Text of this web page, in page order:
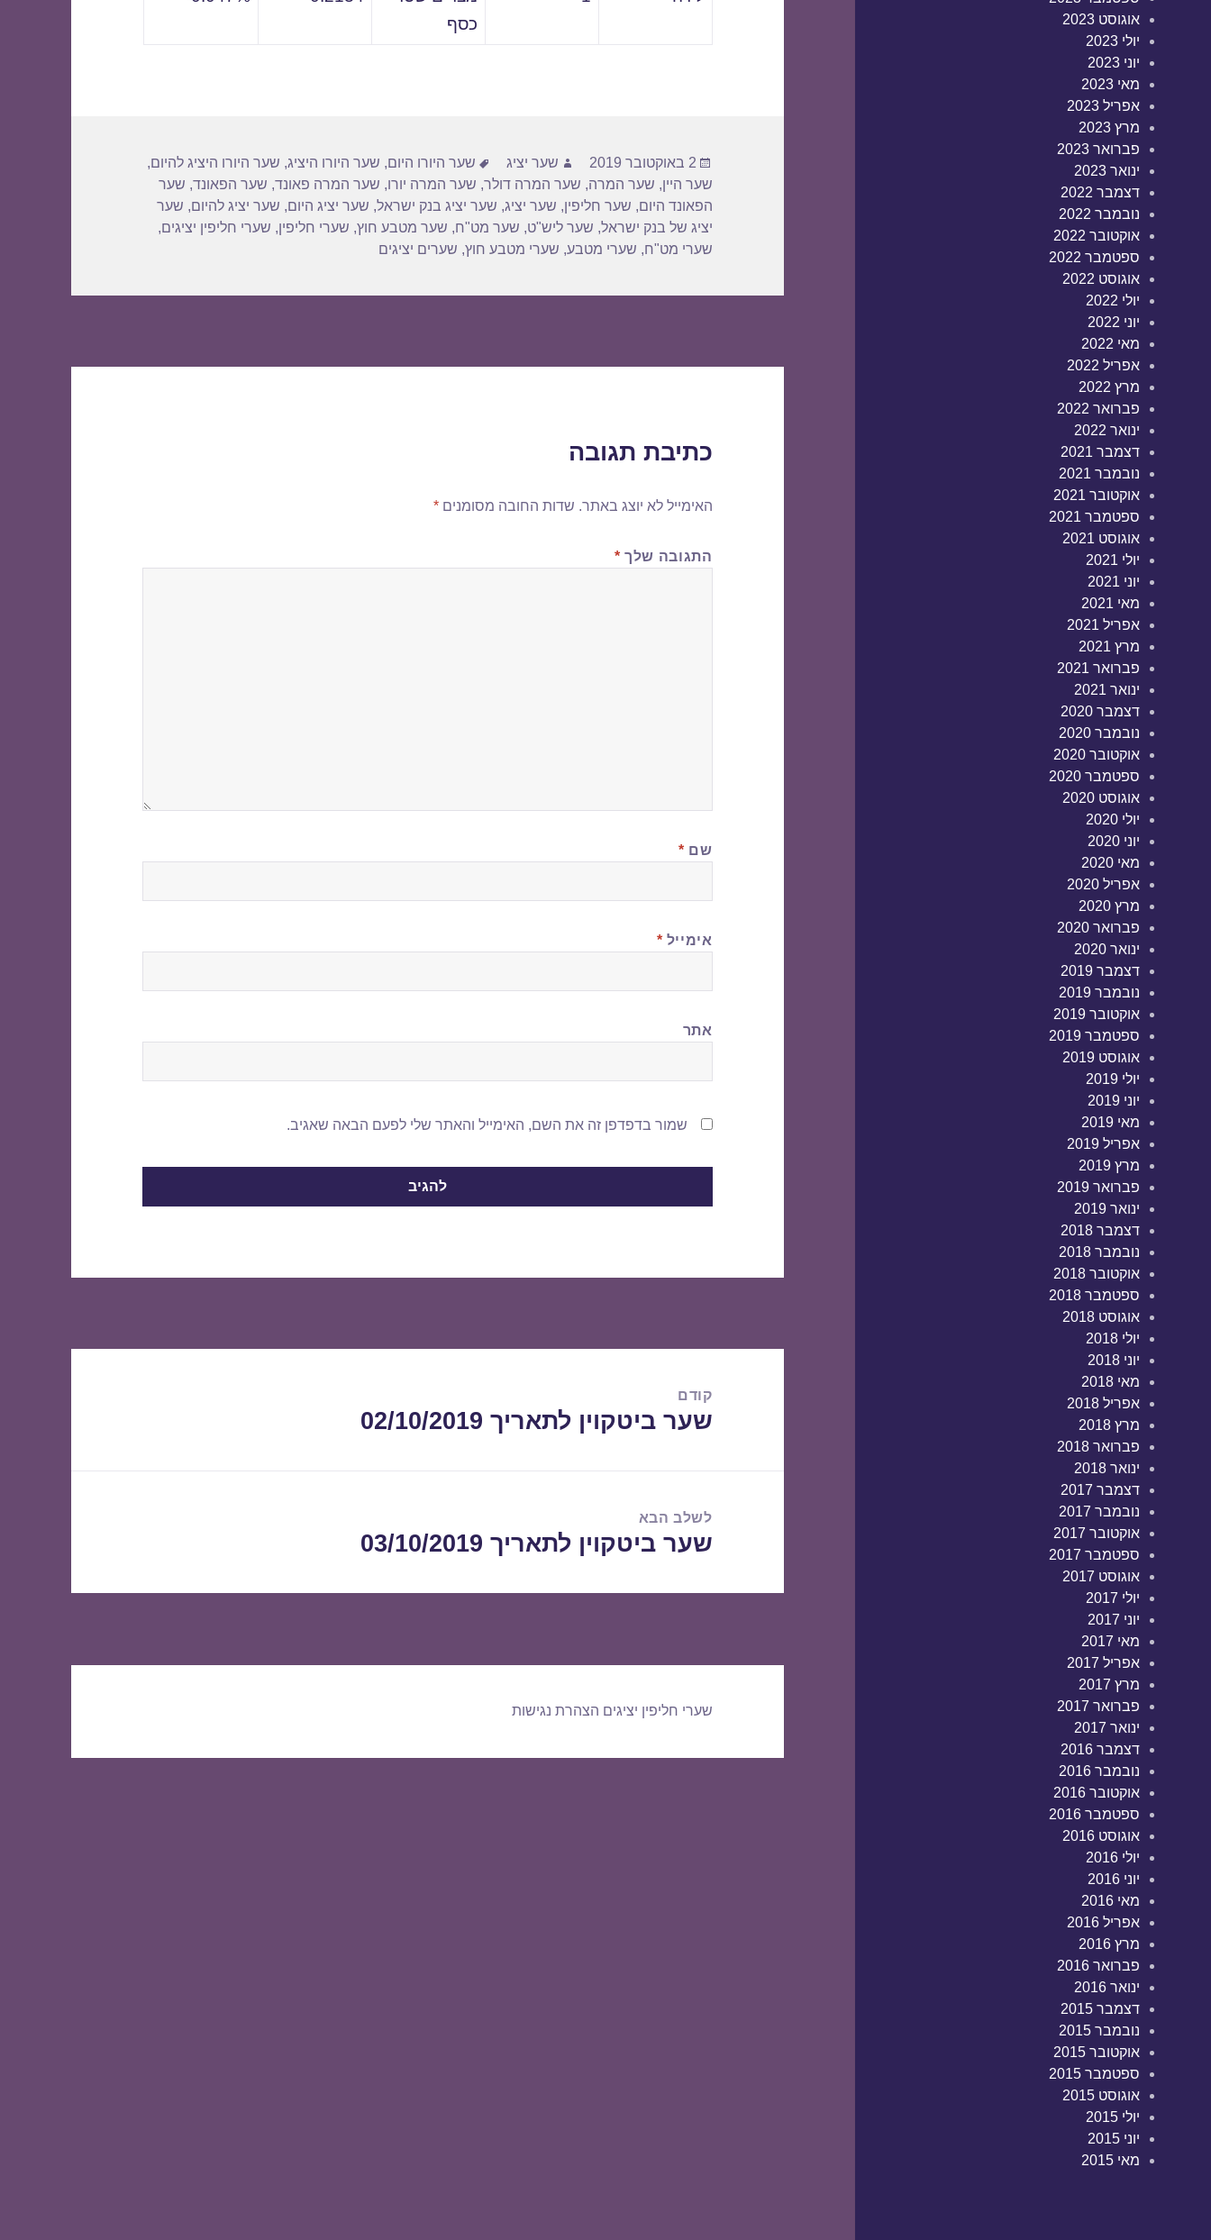
אוגוסט 2023
יולי 2023
יוני 2023
מאי 2023
אפריל 2023
מרץ 2023
פברואר 2023
ינואר 2023
דצמבר 2022
נובמבר 2022
אוקטובר 2022
ספטמבר 2022
אוגוסט 2022
יולי 2022
יוני 2022
מאי 2022
אפריל 2022
מרץ 2022
פברואר 2022
ינואר 2022
דצמבר 2021
נובמבר 2021
אוקטובר 2021
ספטמבר 2021
אוגוסט 2021
יולי 2021
יוני 2021
מאי 2021
אפריל 2021
מרץ 2021
פברואר 2021
ינואר 2021
דצמבר 2020
נובמבר 2020
אוקטובר 2020
ספטמבר 2020
אוגוסט 2020
יולי 2020
יוני 2020
מאי 2020
אפריל 2020
מרץ 2020
פברואר 2020
ינואר 2020
דצמבר 2019
נובמבר 2019
אוקטובר 2019
ספטמבר 2019
אוגוסט 2019
יולי 2019
יוני 2019
מאי 2019
אפריל 2019
מרץ 2019
פברואר 2019
ינואר 2019
דצמבר 2018
נובמבר 2018
אוקטובר 2018
ספטמבר 2018
אוגוסט 2018
יולי 2018
יוני 2018
מאי 2018
אפריל 2018
מרץ 2018
פברואר 2018
ינואר 2018
דצמבר 2017
נובמבר 2017
אוקטובר 2017
ספטמבר 2017
אוגוסט 2017
יולי 2017
יוני 2017
מאי 2017
אפריל 2017
מרץ 2017
פברואר 2017
ינואר 2017
דצמבר 2016
נובמבר 2016
אוקטובר 2016
ספטמבר 2016
אוגוסט 2016
יולי 2016
יוני 2016
מאי 2016
אפריל 2016
מרץ 2016
פברואר 2016
ינואר 2016
דצמבר 2015
נובמבר 2015
אוקטובר 2015
ספטמבר 2015
אוגוסט 2015
יולי 2015
יוני 2015
מאי 2015
כסף
פורסם
בתאריך
2 באוקטובר 2019 מחבר
שער יציג תגיות
שער היורו היום, שער היורו היציג, שער היורו היציג להיום,
שער היין, שער המרה, שער המרה דולר, שער המרה יורו, שער המרה פאונד, שער הפאונד, שער
הפאונד היום, שער חליפין, שער יציג, שער יציג בנק ישראל, שער יציג היום, שער יציג להיום, שער
יציג של בנק ישראל, שער ליש"ט, שער מט"ח, שער מטבע חוץ, שערי חליפין, שערי חליפין יציגים,
שערי מט"ח, שערי מטבע, שערי מטבע חוץ, שערים יציגים
כתיבת תגובה
האימייל לא יוצג באתר. שדות החובה מסומנים*
התגובה שלך *
שם *
אימייל *
אתר
שמור בדפדפן זה את השם, האימייל והאתר שלי לפעם הבאה שאגיב.
קודם
הפוסט
שער ביטקוין לתאריך 02/10/2019
לשלב הבא
הפוסט
שער ביטקוין לתאריך 03/10/2019
שערי חליפין יציגים הצהרת נגישות